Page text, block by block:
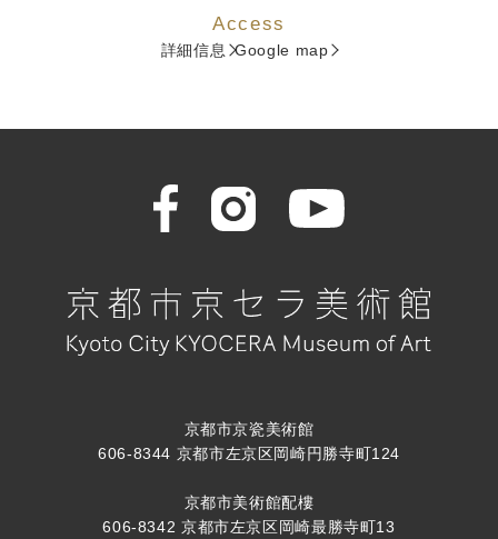
Access
詳細信息 Google map
京都市京瓷美術館
606-8344 京都市左京区岡崎円勝寺町124
京都市美術館配樓
606-8342 京都市左京区岡崎最勝寺町13